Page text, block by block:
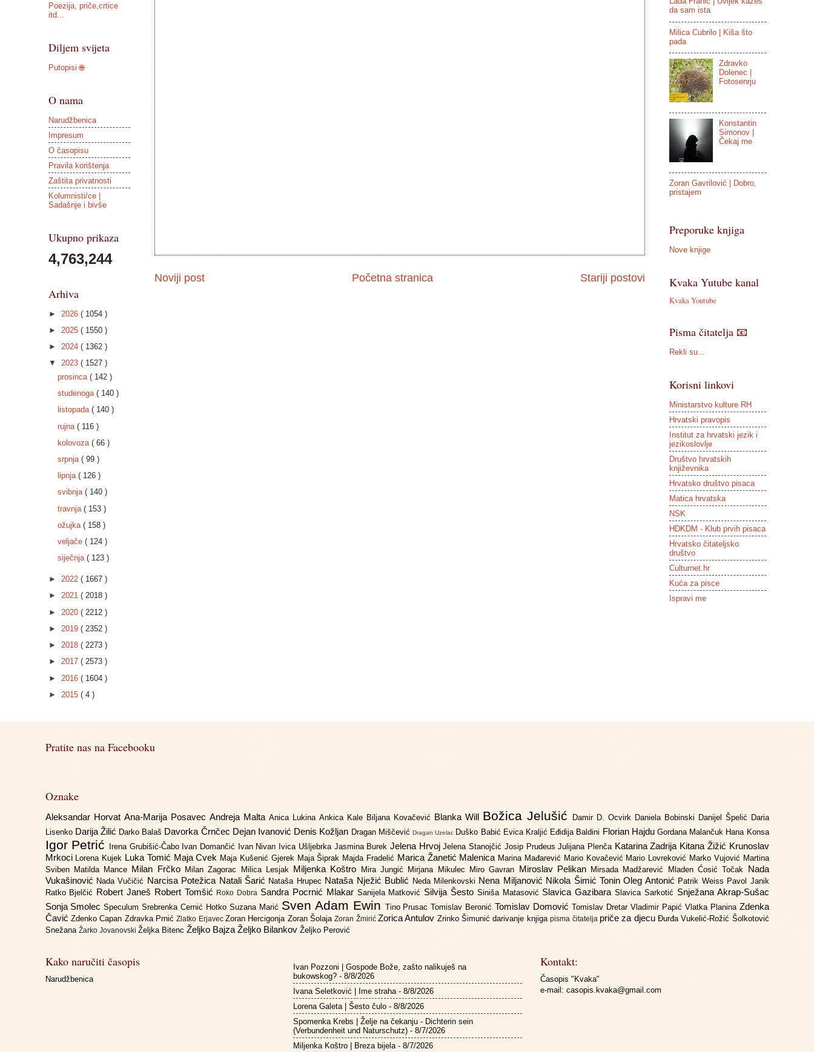
Noviji post Stariji postovi
Početna stranica
Poezija, priče,crtice
itd...
Diljem svijeta
Putopisi 🌐
O nama
Narudžbenica
Impresum
O časopisu
Pravila korištenja
Zaštita privatnosti
Kolumnisti/ce |
Sadašnje i bivše
Ukupno prikaza
4,763,244
Arhiva
► 2026 ( 1054 )
► 2025 ( 1550 )
► 2024 ( 1362 )
▼ 2023 ( 1527 )
prosinca ( 142 )
studenoga ( 140 )
listopada ( 140 )
rujna ( 116 )
kolovoza ( 66 )
srpnja ( 99 )
lipnja ( 126 )
svibnja ( 140 )
travnja ( 153 )
ožujka ( 158 )
veljače ( 124 )
siječnja ( 123 )
► 2022 ( 1667 )
► 2021 ( 2018 )
► 2020 ( 2212 )
► 2019 ( 2352 )
► 2018 ( 2273 )
► 2017 ( 2573 )
► 2016 ( 1604 )
► 2015 ( 4 )
da sam ista
Milica Cubrilo | Kiša što
pada
Zdravko
Dolenec |
Fotosenrju
Konstantin
Simonov |
Čekaj me
Zoran Gavrilović | Dobro,
pristajem
Preporuke knjiga
Nove knjige
Kvaka Yutube kanal
Kvaka Youtube
Pisma čitatelja 📧
Rekli su...
Korisni linkovi
Ministarstvo kulture RH
Hrvatski pravopis
Institut za hrvatski jezik i
jezikoslovlje
Društvo hrvatskih
književnika
Hrvatsko društvo pisaca
Matica hrvatska
NSK
HDKDM - Klub prvih pisaca
Hrvatsko čitateljsko
društvo
Culturnet.hr
Kuća za pisce
Ispravi me
Pratite nas na Facebooku
Oznake
Aleksandar Horvat Ana-Marija Posavec Andreja Malta Anica Lukina Ankica Kale Biljana Kovačević Blanka Will Božica Jelušić Damir D. Ocvirk Daniela Bobinski Danijel Špelić Daria
Lisenko Darija Žilić Darko Balaš Davorka Črnčec Dejan Ivanović Denis Kožljan Dragan MiščevićDragan Uzelac Duško Babić Evica Kraljić Eđidija Baldini Florian Hajdu Gordana Malančuk Hana Konsa
Igor Petrić Irena Grubišić-Čabo Ivan Domančić Ivan Nivan Ivica Ušljebrka Jasmina BurekJelena HrvojJelena Stanojčić Josip PrudeusJulijana Plenča Katarina Zadrija Kitana Žižić Krunoslav
Mrkoci Lorena Kujek Luka Tomić Maja Cvek Maja Kušenić Gjerek Maja Šiprak Majda Fradelić Marica Žanetić Malenica Marina Mađarević Mario Kovačević Mario Lovreković Marko Vujović Martina
Sviben Matilda Mance Milan Frčko Milan Zagorac Milica Lesjak Miljenka Koštro Mira Jungić Mirjana Mikulec Miro Gavran Miroslav Pelikan Mirsada Madžarević Mladen Ćosić Točak
Nada
Vukašinović Nada Vučičić Narcisa Potežica Natali Šarić Nataša Hrupec Nataša Nježić Bublić Neda Milenkovski Nena Miljanović Nikola Šimić ToninOleg Antonić Patrik Weiss Pavol Janik
Ratko Bjelčić Robert Janeš Robert Tomšić Roko Dobra Sandra Pocrnić Mlakar Sanijela Matković Silvija Šesto Siniša Matasović Slavica GazibaraSlavica Sarkotić Snježana Akrap-Sušac
Sonja SmolecSpeculumSrebrenka Cernić Hotko Suzana Marić Sven Adam Ewin Tino PrusacTomislav Beronić Tomislav DomovićTomislav Dretar Vladimir Papić Vlatka Planina Zdenka
Čavić Zdenko Capan Zdravka PrnićZlatko Erjavec Zoran Hercigonja Zoran ŠolajaZoran ŽmirićZorica Antulov Zrinko Šimunićdarivanje knjigapisma čitatelja priče za djecu Đurđa Vukelić-Rožić Šolkotović
Snežana Žarko Jovanovski Željka Bitenc Željko BajzaŽeljko Bilankov Željko Perović
Kako naručiti časopis
Narudžbenica
Ivan Pozzoni | Gospode Bože, zašto nalikuješ na
bukowskog?- 8/8/2026
Ivana Seletković | Ime straha- 8/8/2026
Lorena Galeta | Šesto čulo- 8/8/2026
Spomenka Krebs | Želje na čekanju - Dichterin sein
(Verbundenheit und Naturschutz)- 8/7/2026
Miljenka Koštro | Breza bijela- 8/7/2026
Kontakt:
Časopis "Kvaka"
e-mail: casopis.kvaka@gmail.com